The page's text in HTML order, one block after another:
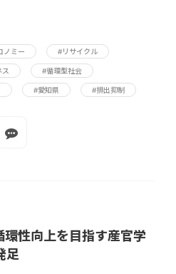
ノミー #リサイクル
#循環型社会
#愛知県 #排出抑制
環性向上を目指す産官学
足